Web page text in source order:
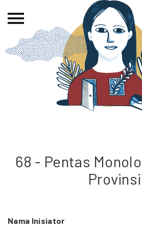
Beranda
Tentang
Permohonan Hibah
Sekolah Pemikiran
Kredit Web-site
68 - Pentas
Provinsi
Nama Inisiator